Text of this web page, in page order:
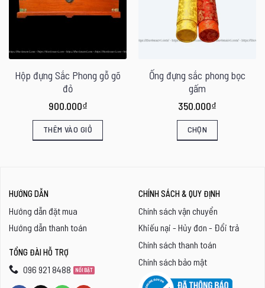
Hộp đựng Sắc Phong gỗ gõ
đỏ
900.000₫
THÊM VÀO GIỎ
Ống đựng sắc phong bọc
gấm
350.000₫
CHỌN
có
nhiều
biến
thể.
Các
tùy
HƯỚNG DẪN
Hướng dẫn đặt mua
Hướng dẫn thanh toán
TỔNG ĐÀI HỖ TRỢ
096 921 8488
CHÍNH SÁCH & QUY ĐỊNH
Chính sách vận chuyển
Khiếu nại - Hủy đơn - Đổi trả
Chính sách thanh toán
Chính sách bảo mật